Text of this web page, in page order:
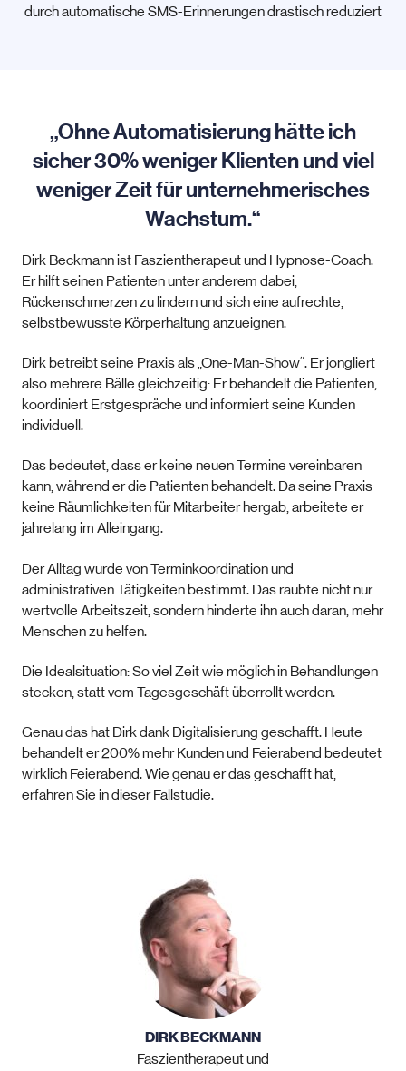
durch automatische SMS-Erinnerungen drastisch reduziert
„Ohne Automatisierung hätte ich
sicher 30% weniger Klienten und viel
weniger Zeit für unternehmerisches
Wachstum.“
Dirk Beckmann ist Faszientherapeut und Hypnose-Coach.
Er hilft seinen Patienten unter anderem dabei,
Rückenschmerzen zu lindern und sich eine aufrechte,
selbstbewusste Körperhaltung anzueignen.
Dirk betreibt seine Praxis als „One-Man-Show“. Er jongliert
also mehrere Bälle gleichzeitig: Er behandelt die Patienten,
koordiniert Erstgespräche und informiert seine Kunden
individuell.
Das bedeutet, dass er keine neuen Termine vereinbaren
kann, während er die Patienten behandelt. Da seine Praxis
keine Räumlichkeiten für Mitarbeiter hergab, arbeitete er
jahrelang im Alleingang.
Der Alltag wurde von Terminkoordination und
administrativen Tätigkeiten bestimmt. Das raubte nicht nur
wertvolle Arbeitszeit, sondern hinderte ihn auch daran, mehr
Menschen zu helfen.
Die Idealsituation: So viel Zeit wie möglich in Behandlungen
stecken, statt vom Tagesgeschäft überrollt werden.
Genau das hat Dirk dank Digitalisierung geschafft. Heute
behandelt er 200% mehr Kunden und Feierabend bedeutet
wirklich Feierabend. Wie genau er das geschafft hat,
erfahren Sie in dieser Fallstudie.
DIRK BECKMANN
Faszientherapeut und